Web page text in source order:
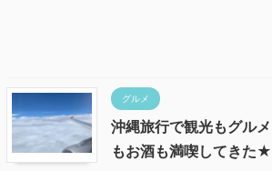
グルメ
沖縄旅行で観光もグルメ
もお酒も満喫してきた★